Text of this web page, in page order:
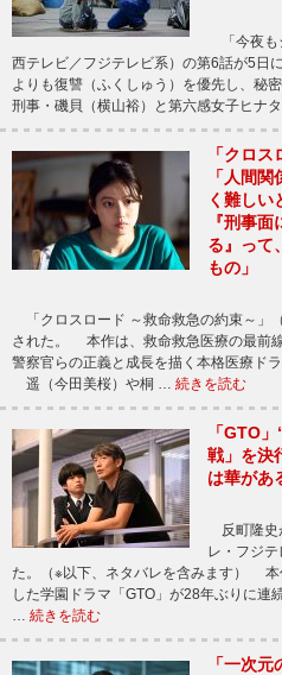
「今夜も
西テレビ／フジテレビ系）の第6話が5
よりも復讐（ふくしゅう）を優先し、秘
刑事・磯貝（横山裕）と第六感女子ヒナ
「クロ
「人間
く難しい
『刑事
る』って
もの」
「クロスロード ～救命救急の約束～」
された。 本作は、救命救急医療の最前
警察官らの正義と成長を描く本格医療ド
遥（今田美桜）や桐 … 続きを読む
「GTO
戦」を決
は華があ
反町隆史
レ・フジ
た。（※以下、ネタバレを含みます） 本
した学園ドラマ「GTO」が28年ぶりに連
続きを読む
「一次